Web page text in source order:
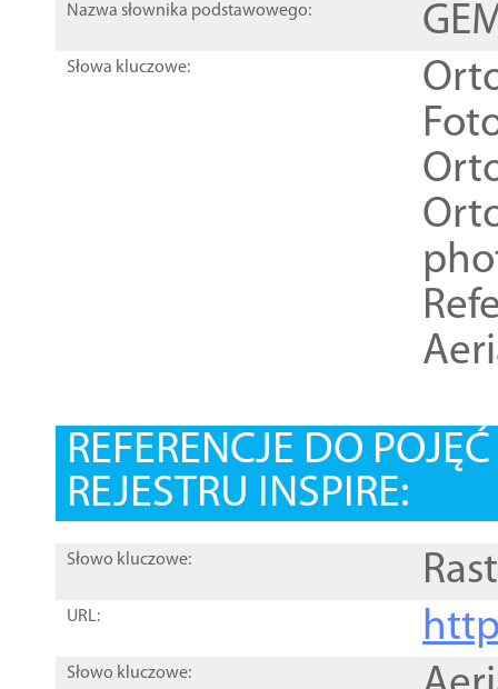
Nazwa słownika podstawowego:
Słowa kluczowe:
REFERENCJE DO
REJESTRU INSPIRE:
Słowo kluczowe:
URL:
Słowo kluczowe: